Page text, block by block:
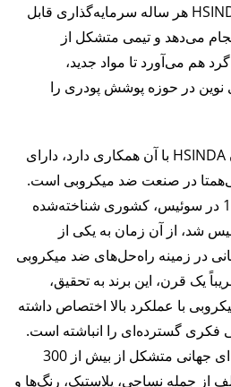
دستیابی به این چشاندی، HSINDA هر ساله سرمایه‌گذاری قابل
می‌دهد و تیمی متشکل از
هم می‌آورد تا مواد جدید،
نوین در حوزه پوشش پودری را
برند Sanitized®، که اکنون HSINDA با آن همکاری دارد، دارای
در صنعت ضد میکروبی است.
این شرکت که در سال 1935 در سوئیس، کشوری شناخته‌شده
شد، از آن زمان به یکی از
در زمینه راه‌حل‌های ضد میکروبی
یک قرن، این برند به تحقیق،
با عملکرد بالا اختصاص داشته
فکری گسترده‌ای را انباشته است.
امروزه، Sanitized® شبکه‌ای جهانی متشکل از بیش از 300
از جمله نساجی، پلاستیک، رنگ‌ها و